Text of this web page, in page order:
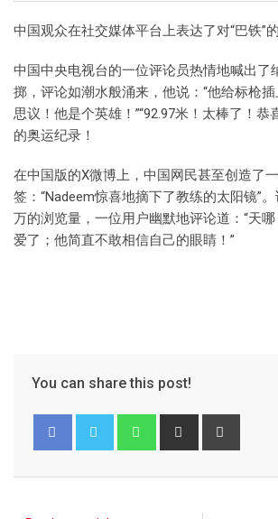
中国观众在社交媒体平台上表达了对“巴铁”
中国中央电视台的一位评论员热情地喊出了
掷，评论如潮水般涌来，他说：“他给标枪插
思议！他是个英雄！”“92.97米！太棒了！恭
的奥运纪录！
在中国版的X微博上，中国网民甚至创造了
签：“Nadeem惊喜地摘下了教练的太阳镜”
万的浏览量，一位用户幽默地评论道：“天
爱了；他简直不敢相信自己的眼睛！”
You can share this post!